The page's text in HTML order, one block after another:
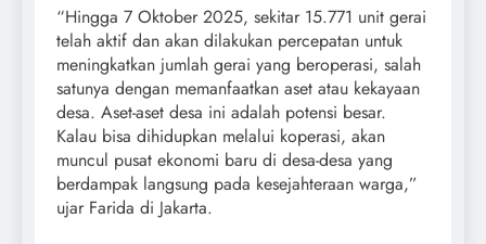
“Hingga 7 Oktober 2025, sekitar 15.771 unit gerai
telah aktif dan akan dilakukan percepatan untuk
meningkatkan jumlah gerai yang beroperasi, salah
satunya dengan memanfaatkan aset atau kekayaan
desa. Aset-aset desa ini adalah potensi besar.
Kalau bisa dihidupkan melalui koperasi, akan
muncul pusat ekonomi baru di desa-desa yang
berdampak langsung pada kesejahteraan warga,”
ujar Farida di Jakarta.